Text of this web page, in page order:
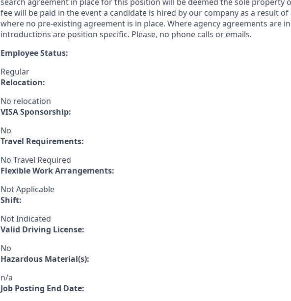
fee will be paid in the event a candidate is hired by our company as a result
where no pre-existing agreement is in place. Where agency agreements are
introductions are position specific. Please, no phone calls or emails.
Employee Status:
Regular
Relocation:
No relocation
VISA Sponsorship:
No
Travel Requirements:
No Travel Required
Flexible Work Arrangements:
Not Applicable
Shift:
Not Indicated
Valid Driving License:
No
Hazardous Material(s):
n/a
Job Posting End Date: